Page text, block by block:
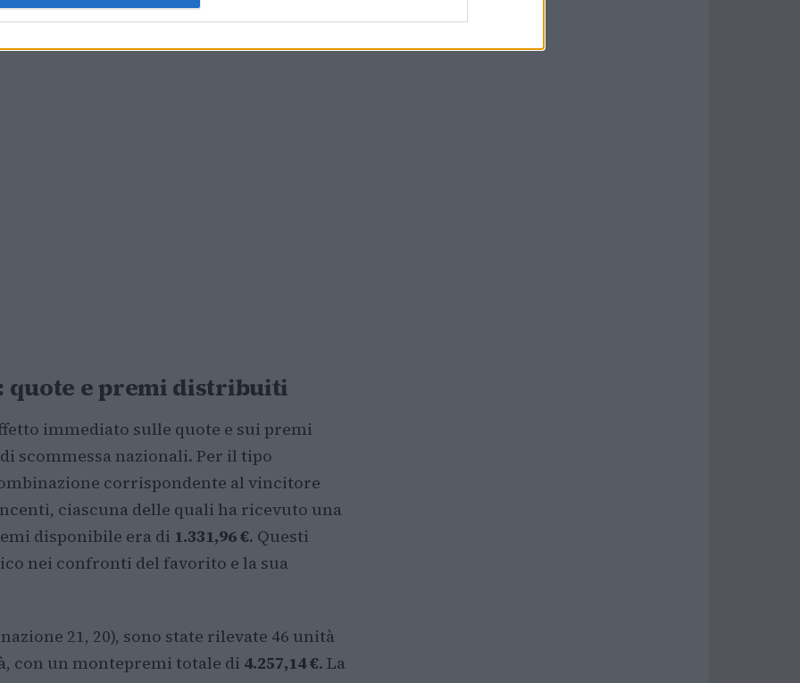
quote e premi distribuiti
immediato sulle quote e sui premi
scommessa nazionali. Per il tipo
corrispondente al vincitore
ciascuna delle quali ha ricevuto una
disponibile era di 1.331,96 €. Questi
nei confronti del favorito e la sua
21, 20), sono state rilevate 46 unità
con un montepremi totale di 4.257,14 €. La